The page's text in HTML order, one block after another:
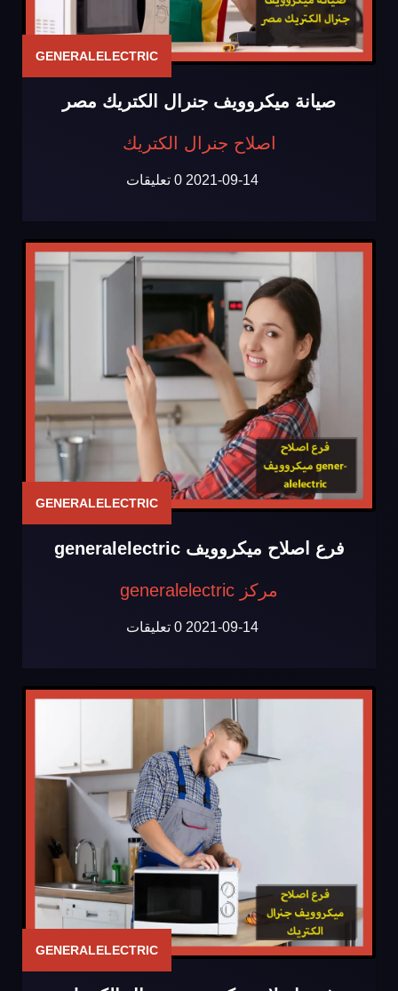
GENERALELECTRIC
صيانة ميكروويف جنرال الكتريك مصر
اصلاح جنرال الكتريك
2021-09-14 0 تعليقات
GENERALELECTRIC
فرع اصلاح ميكروويف generalelectric
مركز generalelectric
2021-09-14 0 تعليقات
GENERALELECTRIC